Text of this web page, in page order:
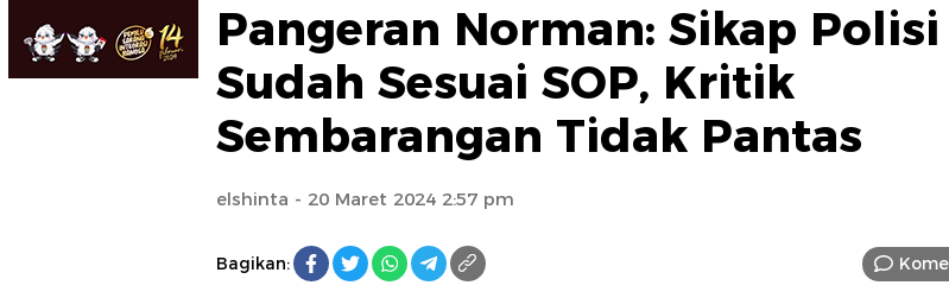
Pangeran Norman: Sikap Polisi
Sudah Sesuai SOP, Kritik
Sembarangan Tidak Pantas
elshinta - 20 Maret 2024 2:57 pm
Bagikan: